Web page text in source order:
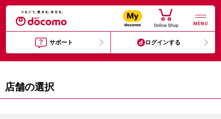
MENU
サポート ログインする
店舗の選択